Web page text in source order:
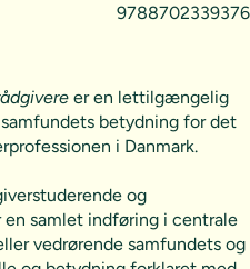
9788702339376
er en lettilgængelig
betydning for det
i Danmark.
og
samlet indføring i centrale
vedrørende samfundets og